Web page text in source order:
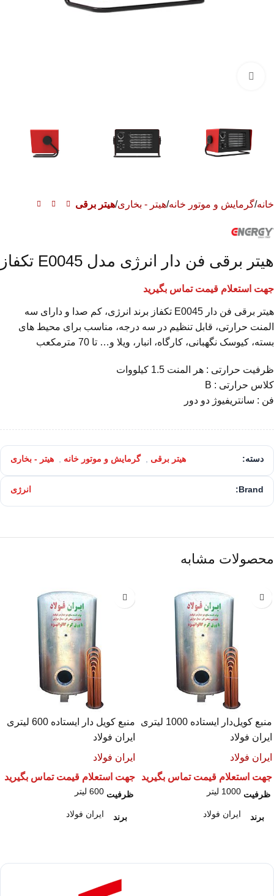
خانه گرمایش و موتور خانه هیتر - بخاری هیتر برقی
هیتر برقی فن دار انرژی مدل E0045 تکفاز
جهت استعلام قیمت تماس بگیرید
هیتر برقی فن دار E0045 تکفاز برند انرژی، کم صدا و دارای سه
المنت حرارتی، قابل تنظیم در سه درجه، مناسب برای محیط های
بسته، کیوسک نگهبانی، کارگاه، انبار، ویلا و… تا 70 مترمکعب
ظرفیت حرارتی : هر المنت 1.5 کیلووات
کلاس حرارتی : B
فن : سانتریفیوژ دو دور
دسته: هیتر برقی , گرمایش و موتور خانه , هیتر - بخاری
Brand: انرژی
محصولات مشابه
منبع کویل‌دار ایستاده 1000 لیتری
ایران فولاد
ایران فولاد
جهت استعلام قیمت تماس بگیرید
ظرفیت 1000 لیتر
برند ایران فولاد
منبع کویل‌ دار ایستاده 600 لیتری
ایران فولاد
ایران فولاد
جهت استعلام قیمت تماس بگیرید
ظرفیت 600 لیتر
برند ایران فولاد